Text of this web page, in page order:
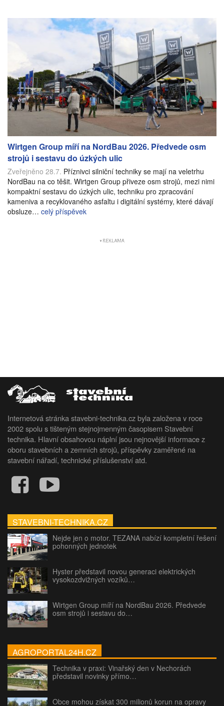
Wirtgen Group míří na NordBau 2026. Předvede osm
strojů i sestavu do úzkých ulic
Zveřejněno 28.7. Příznivci silniční techniky se mají na veletrhu
NordBau na co těšit. Wirtgen Group přiveze osm strojů, mezi nimi
kompaktní sestavu do úzkých ulic, techniku pro zpracování
kameniva a recyklovaného asfaltu i digitální systémy, které dávají
obsluze… celý příspěvek
Internetová stránka stavebni-technika.cz byla založena v roce
2002 spolu s tišteným stejnojmenným časopisem Stavební
technika. Hlavní obsahovou náplní jsou nejnovější informace z
oboru stavebních a zemních strojů, příspěvky zaměřené na
stavební nářadí, technické příslušenství atd.
STAVEBNI-TECHNIKA.CZ
Nejde jen o motor. TEZANA nabízí kompletní řešení
pohonných jednotek
Hyster představil novou generaci elektrických
vysokozdvižných vozíků…
Wirtgen Group míří na NordBau 2026. Předvede
osm strojů i sestavu do…
AGROPORTAL24H.CZ
Technika v praxi: Vinařský den v Nechorách
představil novinky přímo…
Obce mohou získat 300 milionů korun na opravy